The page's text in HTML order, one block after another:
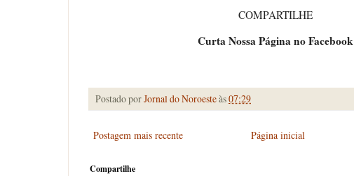
COMPARTILHE
Curta Nossa Página no Facebook
Postado porJornal do Noroesteàs07:29
Postagem mais recente Página inicial
Compartilhe